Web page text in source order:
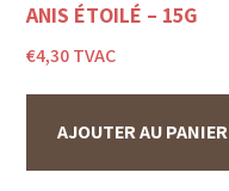
ANIS ÉTOILÉ – 15G
€4,30TVAC
AJOUTER AU PANIER